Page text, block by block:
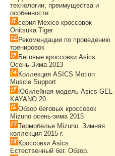
технологии, преимущества и
особенности
серия Mexico кроссовок
Onitsuka Tiger
Рекомендации по проведению
тренировок
Беговые кроссовки Asics
Осень-Зима 2013
Коллекция ASICS Motion
Muscle Support
Юбилейная модель Asics GEL-
KAYANO 20
Обзор беговых кроссовок
Mizuno осень-зима 2015
Термобелье Mizuno. Зимняя
коллекция 2015 г.
Кроссовки Asics.
Естественный бег. Обзор.